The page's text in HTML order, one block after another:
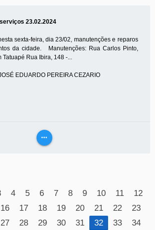
23.02.2024
sexta-feira, dia 23/02, manutenções e reparos
da cidade. Manutenções: Rua Carlos Pinto,
Tatuapé Rua Ibira, 148 -...
EDUARDO PEREIRA CEZARIO
more_horiz
4 5 6 7 8 9 10 11
12
16 17 18 19 20 21 22
23
27 28 29 30 31 32 33
34